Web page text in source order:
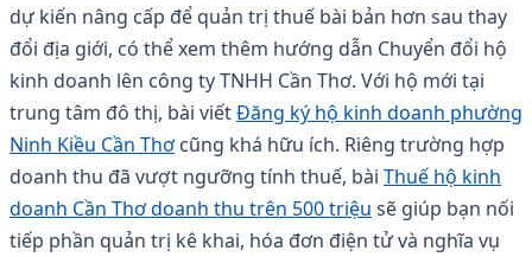
dự kiến nâng cấp để quản trị thuế bài bản hơn sau thay
đổi địa giới, có thể xem thêm hướng dẫn Chuyển đổi hộ
kinh doanh lên công ty TNHH Cần Thơ. Với hộ mới tại
trung tâm đô thị, bài viếtĐăng ký hộ kinh doanh phường
Ninh Kiều Cần Thơcũng khá hữu ích. Riêng trường hợp
doanh thu đã vượt ngưỡng tính thuế, bài Thuế hộ kinh
doanh Cần Thơ doanh thu trên 500 triệu sẽ giúp bạn nối
tiếp phần quản trị kê khai, hóa đơn điện tử và nghĩa vụ